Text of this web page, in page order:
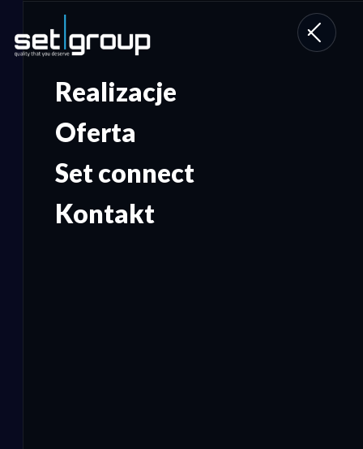
Realizacje
Oferta
Set connect
Kontakt
Toggle